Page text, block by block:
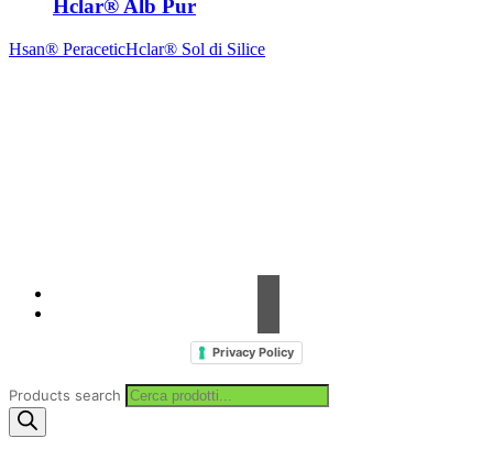
Hclar® Alb Pur
Hsan® PeraceticHclar® Sol di Silice
Privacy Policy
Products search